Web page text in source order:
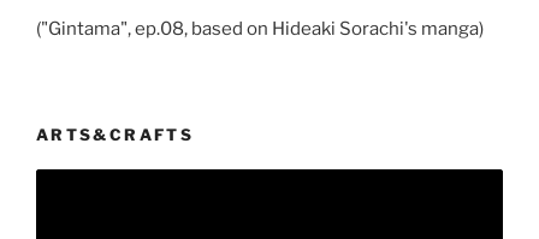
("Gintama", ep.08, based on Hideaki Sorachi's manga)
ARTS&CRAFTS